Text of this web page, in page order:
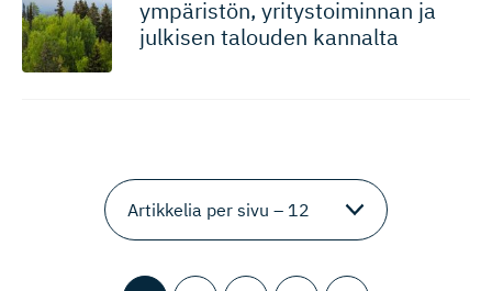
ympäristön, yritystoi­minnan ja
julkisen talouden kannalta